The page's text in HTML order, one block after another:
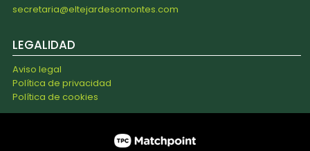
secretaria@eltejardesomontes.com
LEGALIDAD
Aviso legal
Política de privacidad
Política de cookies